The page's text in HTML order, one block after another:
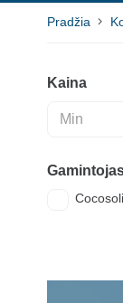
Pradžia
Kaina